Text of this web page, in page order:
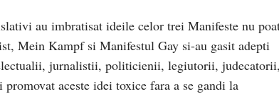
au imbratisat ideile celor trei Manifeste nu
Mein Kampf si Manifestul Gay si-au gasit adepti
jurnalistii, politicienii, legiutorii,
aceste idei toxice fara a se gandi la